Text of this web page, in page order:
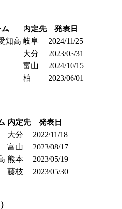
内定先
発表日
知高 岐阜
2024/11/25
大分
2023/03/31
富山
2024/10/15
柏 2023/06/01
内定先
発表日
大分
2022/11/18
富山
2023/08/17
熊本
2023/05/19
藤枝
2023/05/30